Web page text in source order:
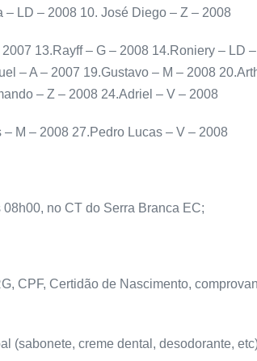
LD – 2008 10. José Diego – Z – 2008
13.Rayff – G – 2008 14.Roniery – LD
– A – 2007 19.Gustavo – M – 2008
– Z – 2008 24.Adriel – V – 2008
M – 2008 27.Pedro Lucas – V – 2008
no CT do Serra Branca EC;
CPF, Certidão de Nascimento,
(sabonete, creme dental, desodorante,